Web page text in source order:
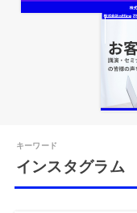
キーワード
インスタグラム